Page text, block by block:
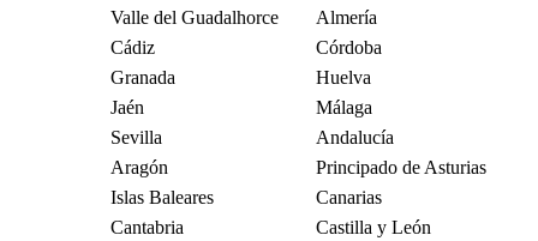
Valle del Guadalhorce
Almería
Cádiz
Córdoba
Granada
Huelva
Jaén
Málaga
Sevilla
Andalucía
Aragón
Principado de Asturias
Islas Baleares
Canarias
Cantabria
Castilla y León